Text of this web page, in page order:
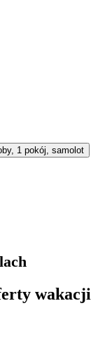
1 pokój, samolot
wakacji